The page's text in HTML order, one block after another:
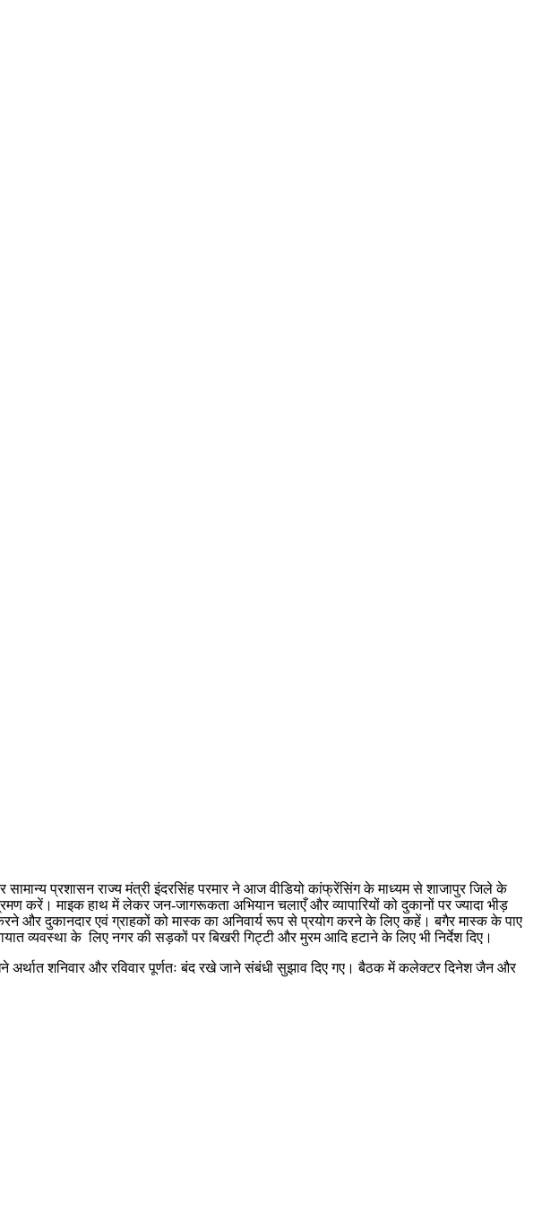
प्रशासन राज्य मंत्री इंदरसिंह परमार ने आज वीडियो कांफ्रेंसिंग के माध्यम से शाजापुर जिले के
माइक हाथ में लेकर जन-जागरूकता अभियान चलाएँ और व्यापारियों को दुकानों पर ज्यादा भीड़
और दुकानदार एवं ग्राहकों को मास्क का अनिवार्य रूप से प्रयोग करने के लिए कहें। बगैर मास्क के पाए
व्यवस्था के लिए नगर की सड़कों पर बिखरी गिट्टी और मुरम आदि हटाने के लिए भी निर्देश दिए।
शनिवार और रविवार पूर्णतः बंद रखे जाने संबंधी सुझाव दिए गए। बैठक में कलेक्टर दिनेश जैन और